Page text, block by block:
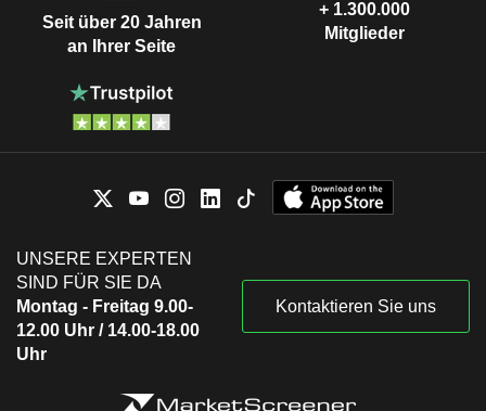
Seit über 20 Jahren
an Ihrer Seite
+ 1.300.000
Mitglieder
UNSERE EXPERTEN
SIND FÜR SIE DA
Montag - Freitag 9.00-
12.00 Uhr / 14.00-18.00
Uhr
Kontaktieren Sie uns